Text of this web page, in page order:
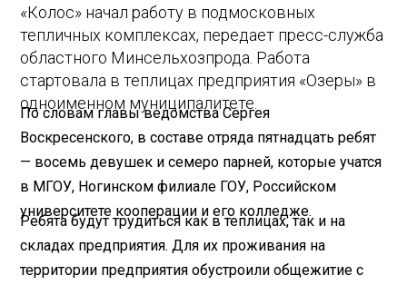
«Колос» начал работу в подмосковных
тепличных комплексах, передает пресс-служба
областного Минсельхозпрода. Работа
стартовала в теплицах предприятия «Озеры» в
одноименном муниципалитете.
По словам главы ведомства Сергея
Воскресенского, в составе отряда пятнадцать ребят
— восемь девушек и семеро парней, которые учатся
в МГОУ, Ногинском филиале ГОУ, Российском
университете кооперации и его колледже.
Ребята будут трудиться как в теплицах, так и на
складах предприятия. Для их проживания на
территории предприятия обустроили общежитие с